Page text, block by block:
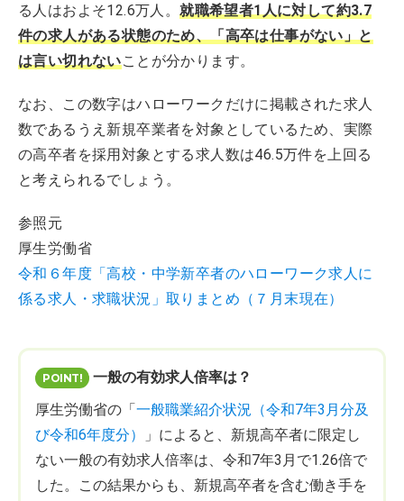
る人はおよそ12.6万人。就職希望者1人に対して約3.7
件の求人がある状態のため、「高卒は仕事がない」と
は言い切れないことが分かります。
なお、この数字はハローワークだけに掲載された求人
数であるうえ新規卒業者を対象としているため、実際
の高卒者を採用対象とする求人数は46.5万件を上回る
と考えられるでしょう。
参照元
厚生労働省
令和６年度「高校・中学新卒者のハローワーク求人に
係る求人・求職状況」取りまとめ（７月末現在）
一般の有効求人倍率は？
厚生労働省の「 一般職業紹介状況（令和7年3月分及
び令和6年度分）
」によると、新規高卒者に限定し
ない一般の有効求人倍率は、令和7年3月で1.26倍で
した。この結果からも、新規高卒者を含む働き手を